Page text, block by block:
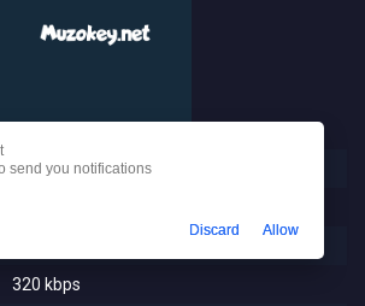
89
320 kbps
send you notifications
Discard Allow